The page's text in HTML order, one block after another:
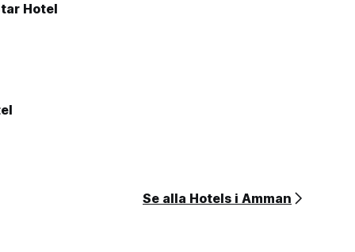
Hotel
Se alla Hotels i Amman